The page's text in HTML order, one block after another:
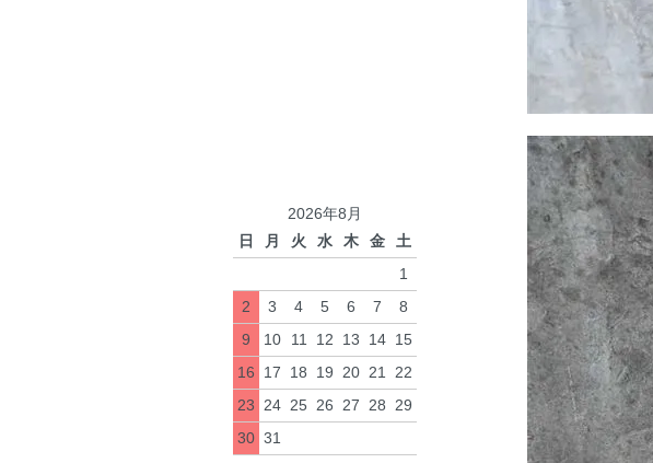
2026年8月
日
月 火 水 木 金
土
1
2
3 4 5 6 7
8
9
10 11 12 13 14 15
16
17 18 19 20 21 22
23 24 25 26 27 28 29
30 31